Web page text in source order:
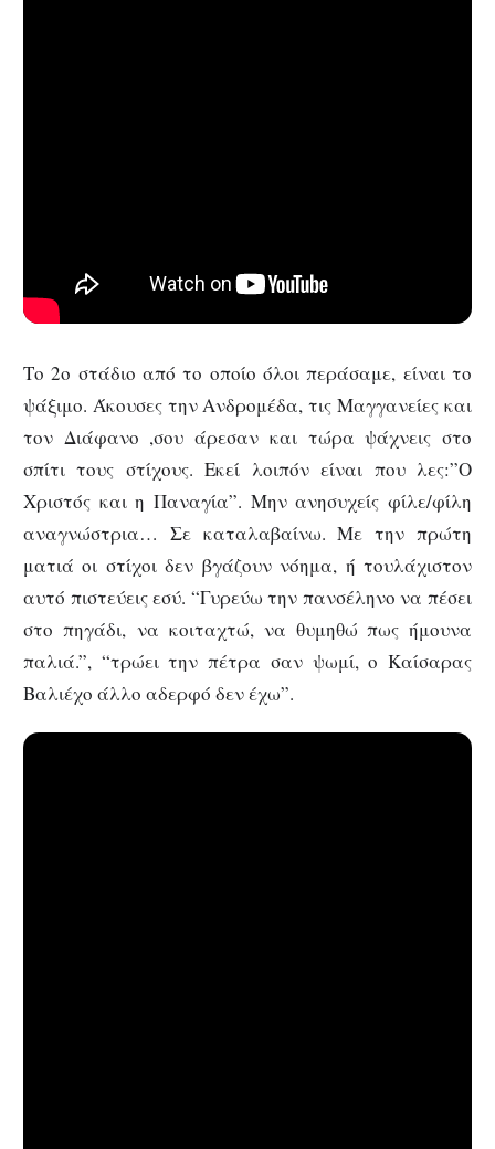
Το 2ο στάδιο από το οποίο όλοι περάσαμε, είναι το
ψάξιμο. Άκουσες την Ανδρομέδα, τις Μαγγανείες και
τον Διάφανο ,σου άρεσαν και τώρα ψάχνεις στο
σπίτι τους στίχους. Εκεί λοιπόν είναι που λες:”Ο
Χριστός και η Παναγία”. Μην ανησυχείς φίλε/φίλη
αναγνώστρια… Σε καταλαβαίνω. Με την πρώτη
ματιά οι στίχοι δεν βγάζουν νόημα, ή τουλάχιστον
αυτό πιστεύεις εσύ. “Γυρεύω την πανσέληνο να πέσει
στο πηγάδι, να κοιταχτώ, να θυμηθώ πως ήμουνα
παλιά.”, “τρώει την πέτρα σαν ψωμί, ο Καίσαρας
Βαλιέχο άλλο αδερφό δεν έχω”.